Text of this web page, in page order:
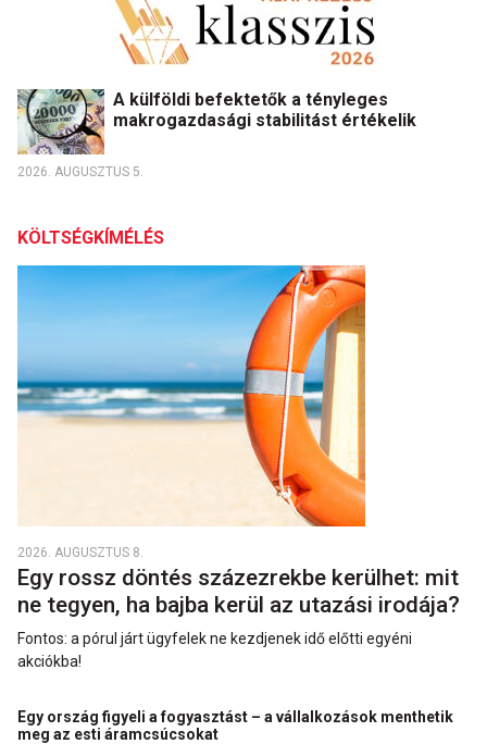
A külföldi befektetők a tényleges
makrogazdasági stabilitást értékelik
2026. AUGUSZTUS 5.
KÖLTSÉGKÍMÉLÉS
2026. AUGUSZTUS 8.
Egy rossz döntés százezrekbe kerülhet: mit
ne tegyen, ha bajba kerül az utazási irodája?
Fontos: a pórul járt ügyfelek ne kezdjenek idő előtti egyéni
akciókba!
Egy ország figyeli a fogyasztást – a vállalkozások menthetik
meg az esti áramcsúcsokat